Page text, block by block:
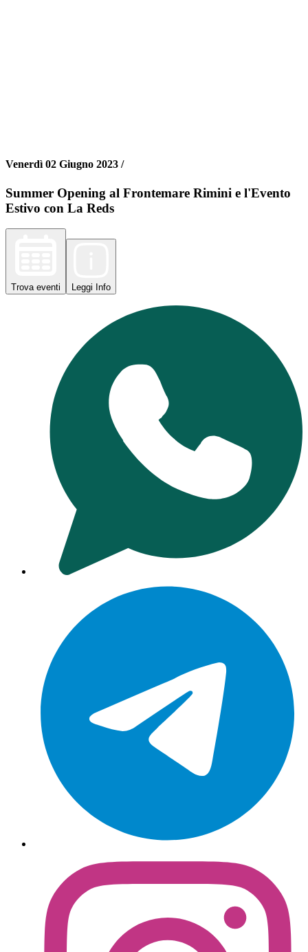
Venerdì 02 Giugno 2023 /
Summer Opening al Frontemare Rimini e l'Evento
Estivo con La Reds
Trova eventi Leggi Info